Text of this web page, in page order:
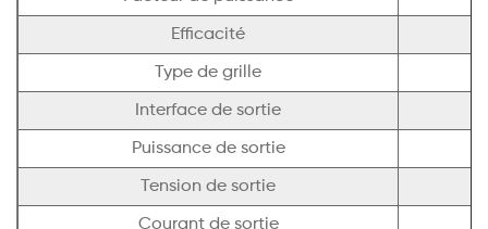
Efficacité
Type de grille
Interface de sortie
Puissance de sortie
Tension de sortie
Courant de sortie